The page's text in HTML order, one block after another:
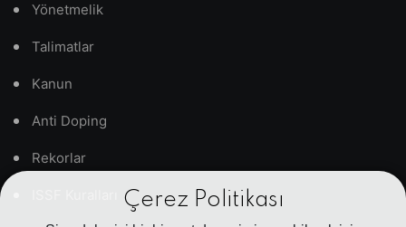
Çerez Politikası
Yönetmelik
Talimatlar
Kanun
Anti Doping
Rekorlar